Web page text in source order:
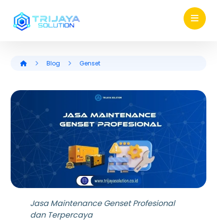
Blog Genset
Jasa Maintenance Genset Profesional
dan Terpercaya